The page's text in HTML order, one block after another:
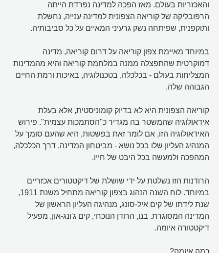
והאכזריות בעולם. מאז הפכה למדינה נפרדת הייתה
הרפובליקה של קוריאה הצפונית למדינה ענייה, נחשלת
ותוקפנית, שפיתחה נשק גרעיני המאיים על כל סביבותיה.
במיוחד מאיימת צפון קוריאה על דרום קוריאה, מדינה
דמוקרטית שהתפצלה ממנה במלחמת קוריאה והיא מהמדינות
המצליחות בעולם - בכלכלה, בטכנולוגיה, באיכות ורמת החיים
הגבוהה שלה.
קוריאה הצפונית היא לא בדיוק קומוניסטית, אלא בעלת
אידאולוגיה שהמשטר בה מגדיר כ"הסתמכות עצמית". פירוש
האידאולוגיה הזו, אם לומר זאת בפשטות, היא שהעם סומך על
המנהיג העליון שלו בכל נושא - מביטחון המדינה, דרך הכלכלה,
המהפכה ולמעשה בכל היבט של חייו.
הרודנות הזו נשלטת על ידי שושלת של דיקטטורים אכזריים
במיוחד. לוח השנה הנהוג בצפון קוריאה מתחיל משנת 1911,
שנת לידתו של קים איל-סונג, מנהיגה העליון הראשון של
המדינה המסוגרת. בנו, הרודן הנוכחי, קים ג'ונג-און, מפעיל
דיקטטורה איומה.
כמה איומה?